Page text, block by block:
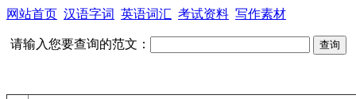
网站首页 汉语字词 英语词汇 考试资料 写作素材
请输入您要查询的范文：